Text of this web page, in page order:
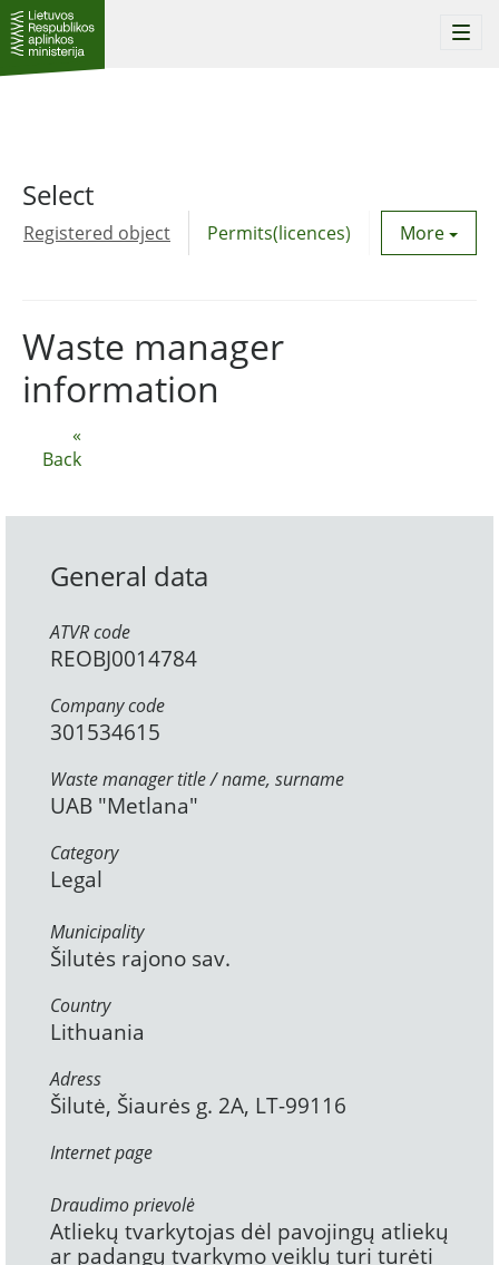
Select
Registered object Permits(licences) Utility
More
«
Back
Waste manager
information
General data
ATVR code
REOBJ0014784
Company code
301534615
Waste manager title / name, surname
UAB "Metlana"
Category
Legal
Municipality
Šilutės rajono sav.
Country
Lithuania
Adress
Šilutė, Šiaurės g. 2A, LT-99116
Internet page
Draudimo prievolė
Atliekų tvarkytojas dėl pavojingų atliekų
ar padangų tvarkymo veiklų turi turėti